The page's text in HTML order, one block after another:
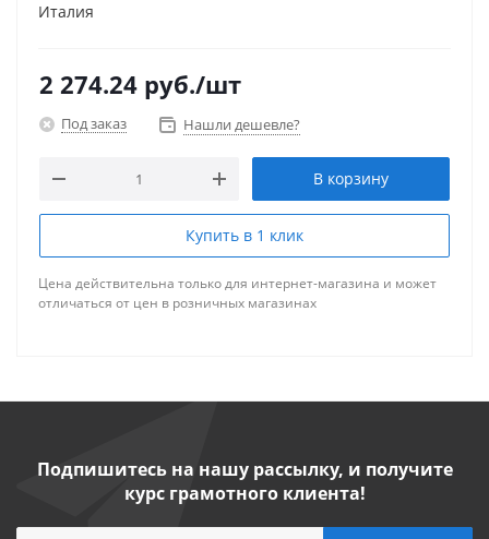
Италия
2 274.24 руб./шт
Под заказ Нашли дешевле?
В корзину
Купить в 1 клик
Цена действительна только для интернет-магазина и может
отличаться от цен в розничных магазинах
Подпишитесь на нашу рассылку, и получите
курс грамотного клиента!